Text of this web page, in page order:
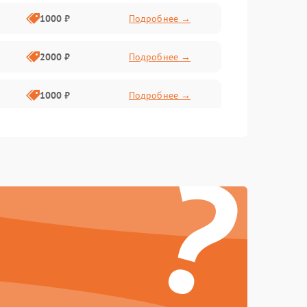
1000 ₽ Подробнее →
2000 ₽ Подробнее →
1000 ₽ Подробнее →
1500 ₽
Подробнее →
?